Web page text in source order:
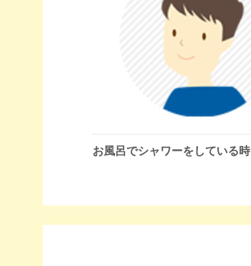
お風呂でシャワーをしている